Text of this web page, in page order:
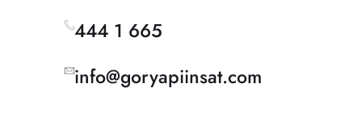
444 1 665
info@goryapiinsat.com